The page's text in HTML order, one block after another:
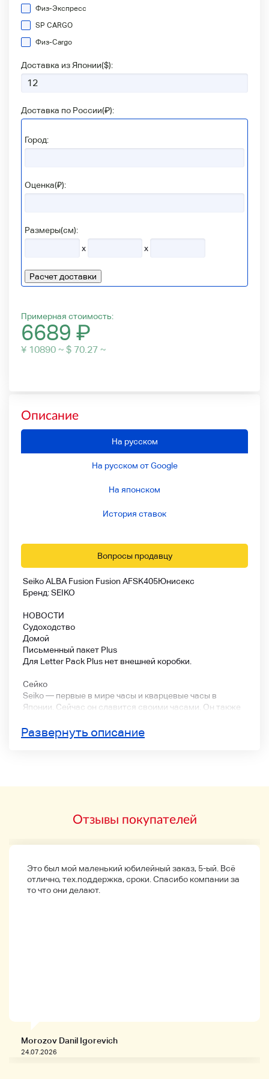
Физ-Экспресс
SP CARGO
Физ-Сargo
Доставка из Японии($):
Доставка по России(₽):
Город:
Оценка(₽):
Размеры(см):
x
x
Расчет доставки
Примерная стоимость:
6689 ₽
¥ 10890 ~ $ 70.27 ~
Описание
На русском
На русском от Google
На японском
История ставок
Вопросы продавцу
Seiko ALBA Fusion Fusion AFSK405Юнисекс
Бренд: SEIKO
НОВОСТИ
Судоходство
Домой
Письменный пакет Plus
Для Letter Pack Plus нет внешней коробки.
Сейко
Seiko — первые в мире часы и кварцевые часы в
Японии. Сейчас он славится своими часами. Он также
Олимпийских игр. Он также знаком с таймером
спортивного стадиона, который должен быть 明
AFSK405
Ветряной материал
Развернуть описание
Отзывы покупателей
Это был мой маленький юбилейный заказ, 5-ый. Всё
отлично, тех.поддержка, сроки. Спасибо компании за
то что они делают.
Morozov Danil Igorevich
24.07.2026